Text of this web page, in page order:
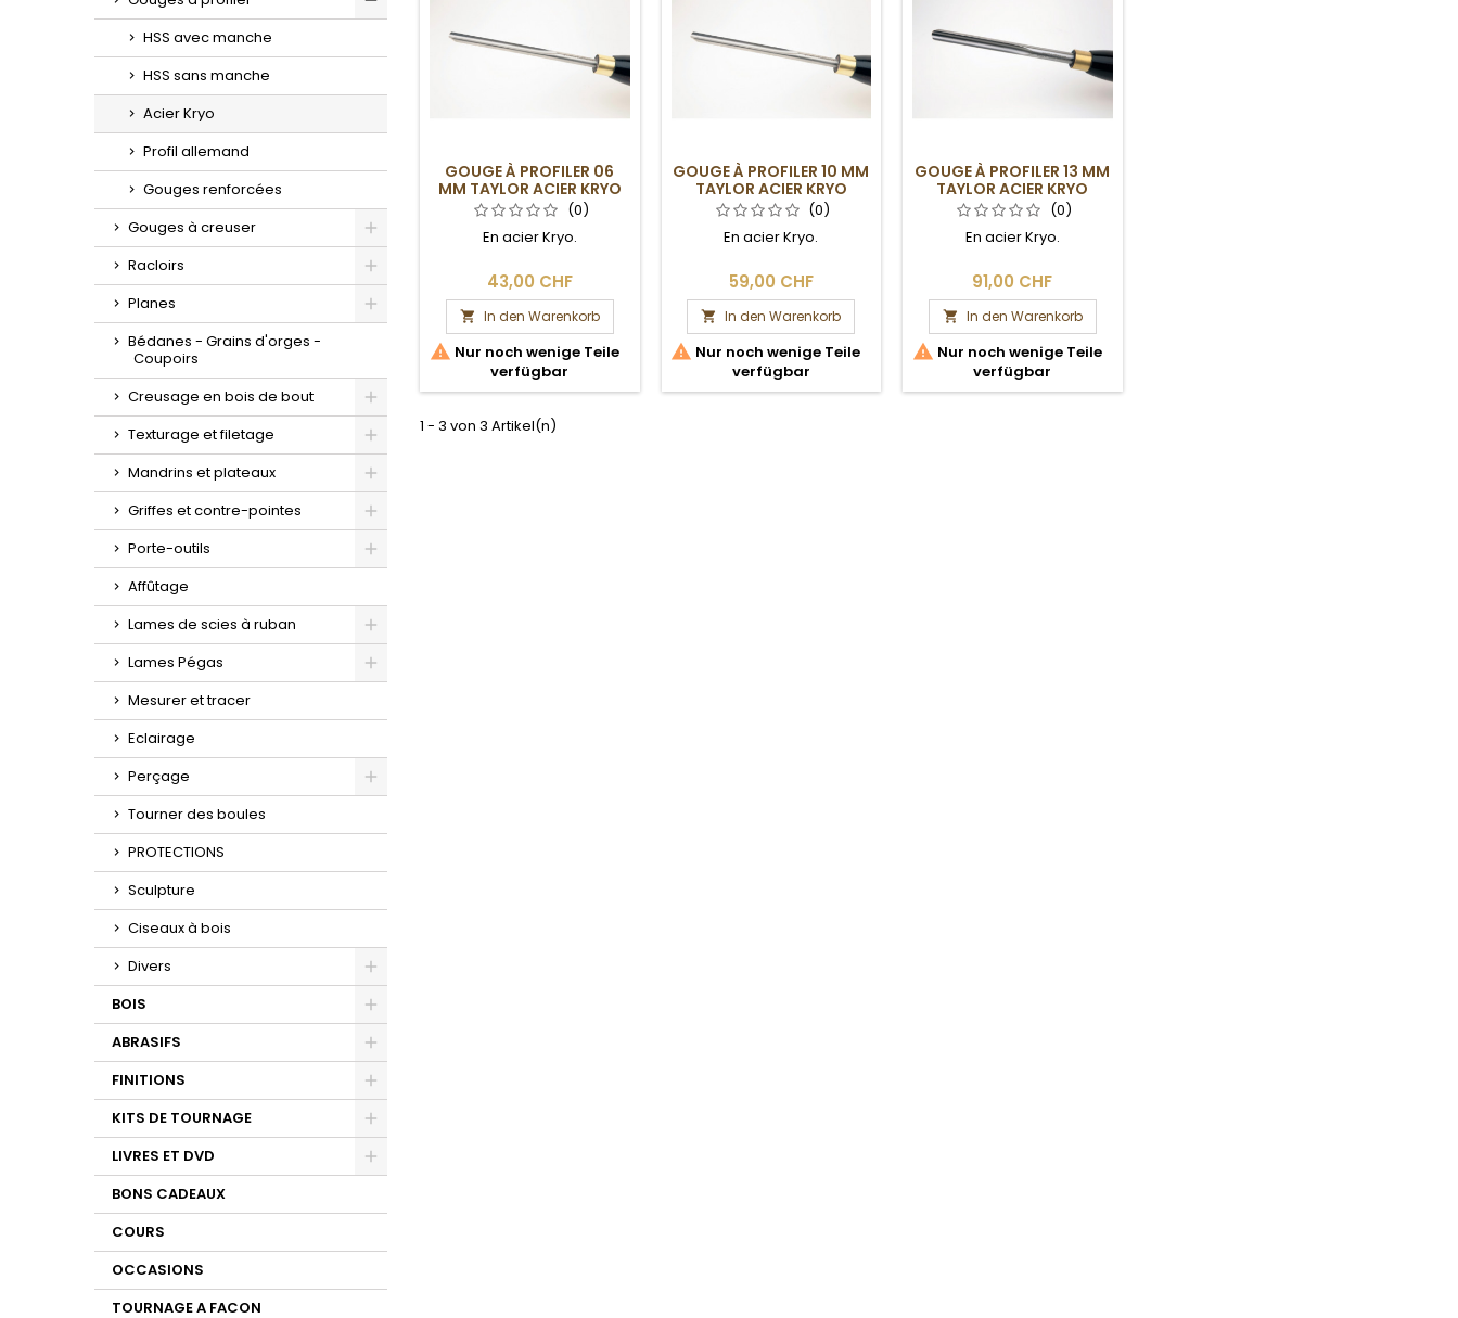
Toggle
HSS avec manche
HSS sans manche
Acier Kryo
Profil allemand
Gouges renforcées
Gouges à creuser
Racloirs
Planes
Toggle
Bédanes - Grains d'orges -
Coupoirs
Creusage en bois de bout
Toggle
Texturage et filetage
Mandrins et plateaux
Griffes et contre-pointes
Porte-outils
Affûtage
Lames de scies à ruban
Lames Pégas
Mesurer et tracer
Eclairage
Perçage
Tourner des boules
PROTECTIONS
Sculpture
Ciseaux à bois
Divers
BOIS
ABRASIFS
FINITIONS
KITS DE TOURNAGE
LIVRES ET DVD
BONS CADEAUX
COURS
OCCASIONS
TOURNAGE A FACON
GOUGE À PROFILER 06
MM TAYLOR ACIER KRYO
(0)
En acier Kryo.
43,00 CHF
 In den Warenkorb
 Nur noch wenige Teile
verfügbar
GOUGE À PROFILER 10 MM
TAYLOR ACIER KRYO
(0)
En acier Kryo.
59,00 CHF
 In den Warenkorb
 Nur noch wenige Teile
verfügbar
GOUGE À PROFILER 13 MM
TAYLOR ACIER KRYO
(0)
En acier Kryo.
91,00 CHF
 In den Warenkorb
 Nur noch wenige Teile
verfügbar
1 - 3 von 3 Artikel(n)